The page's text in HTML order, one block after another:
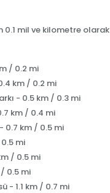
0.1 mil ve kilometre olarak
/ 0.2 mi
km / 0.2 mi
- 0.5 km / 0.3 mi
km / 0.4 mi
0.7 km / 0.5 mi
mi
/ 0.5 mi
0.5 mi
- 1.1 km / 0.7 mi